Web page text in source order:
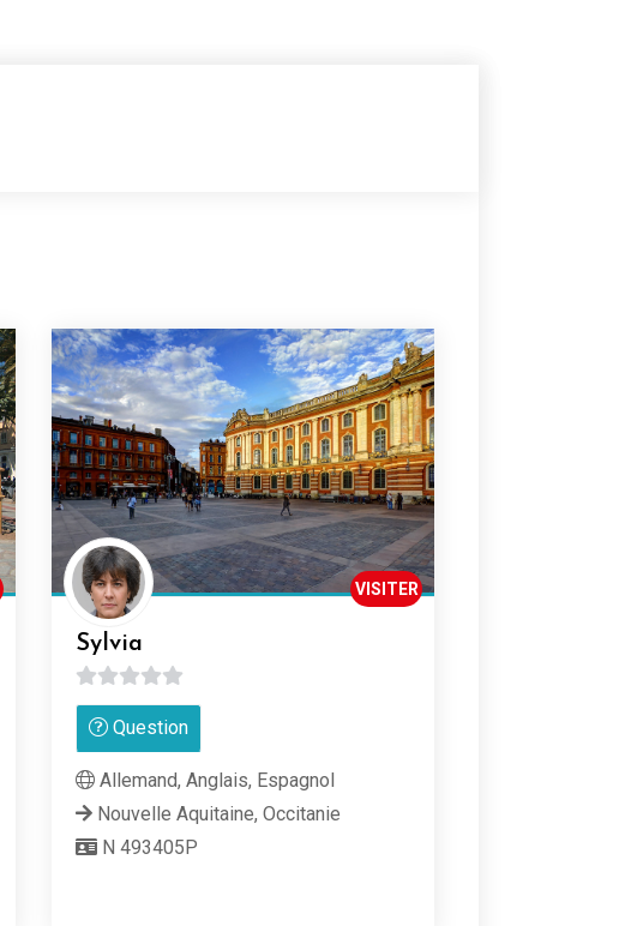
Sylvia
0
sur Question
VISITER
Allemand, Anglais, Espagnol
Nouvelle Aquitaine, Occitanie
N 493405P